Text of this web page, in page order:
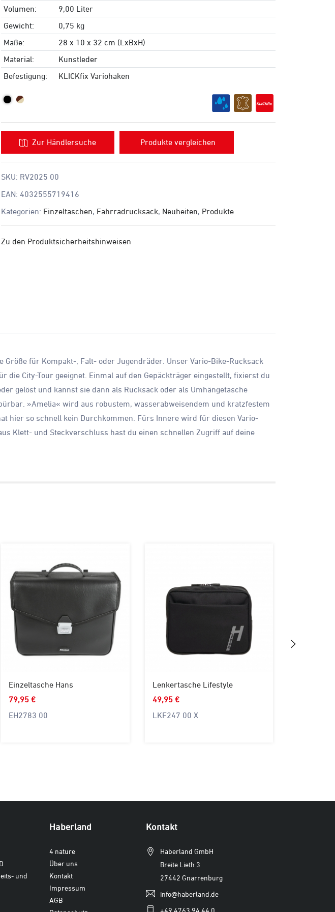
Volumen:
9,00 Liter
Gewicht:
0,75 kg
Maße:
28 x 10 x 32 cm (LxBxH)
Material:
Kunstleder
Befestigung:
KLICKfix Variohaken
Zur Händlersuche Produkte vergleichen
SKU: RV2025 00
EAN: 4032555719416
Kategorien: Einzeltaschen, Fahrradrucksack, Neuheiten, Produkte
Zu den Produktsicherheitshinweisen
für Kompakt-, Falt- oder Jugendräder. Unser Vario-Bike-Rucksack
City-Tour geeignet. Einmal auf den Gepäckträger eingestellt, fixierst du
gelöst und kannst sie dann als Rucksack oder als Umhängetasche
»Amelia« wird aus robustem, wasserabweisendem und kratzfestem
hier so schnell kein Durchkommen. Fürs Innere wird für diesen Vario-
Klett- und Steckverschluss hast du einen schnellen Zugriff auf deine
Einzeltasche Hans
79,95 €
EH2783 00
Lenkertasche Lifestyle
49,95 €
LKF247 00 X
und
Haberland
4 nature
Über uns
Kontakt
Impressum
AGB
Kontakt
Haberland GmbH
Breite Lieth 3
27442 Gnarrenburg
info@haberland.de